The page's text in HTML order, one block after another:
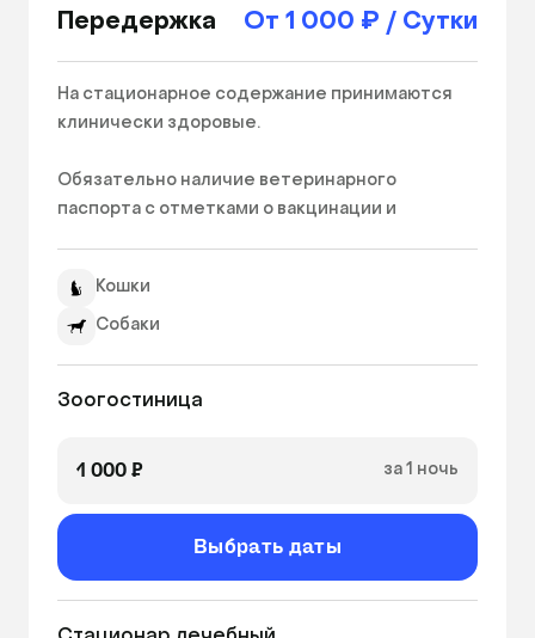
Передержка От 1 000 ₽ / Сутки
На стационарное содержание принимаются
клинически здоровые.
Обязательно наличие ветеринарного
паспорта с отметками о вакцинации и
© Тексты, опубликованные на сайте
mamakoshka.ru, защищаются законом об
ссылки на источник: https://mamakoshka.ru/
Кошки
Собаки
Зоогостиница
1 000 ₽ за 1 ночь
Выбрать даты